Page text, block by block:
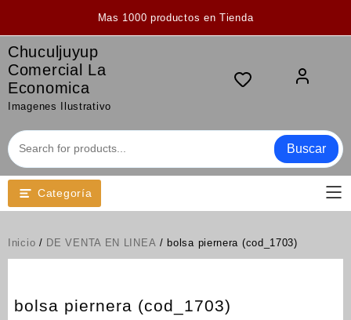
Mas 1000 productos en Tienda
Chuculjuyup
Comercial La
Economica
Imagenes Ilustrativo
Buscar
Categoría
Inicio / DE VENTA EN LINEA / bolsa piernera (cod_1703)
bolsa piernera (cod_1703)